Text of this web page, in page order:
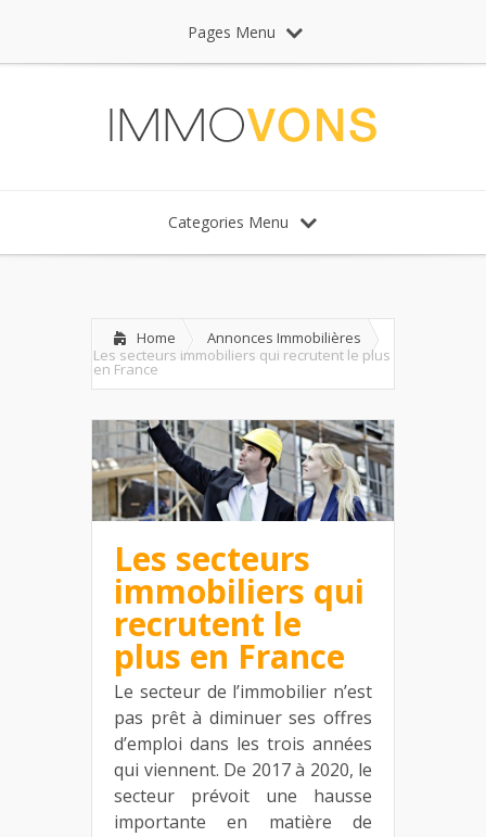
Pages Menu
Categories Menu
Home
Annonces Immobilières
Les secteurs immobiliers qui recrutent le plus
en France
Les secteurs
immobiliers qui
recrutent le
plus en France
Le secteur de l’immobilier n’est
pas prêt à diminuer ses offres
d’emploi dans les trois années
qui viennent. De 2017 à 2020, le
secteur prévoit une hausse
importante en matière de